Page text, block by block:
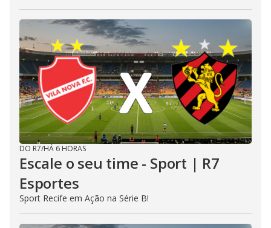
DO R7/HÁ 6 HORAS
Escale o seu time - Sport | R7
Esportes
Sport Recife em Ação na Série B!